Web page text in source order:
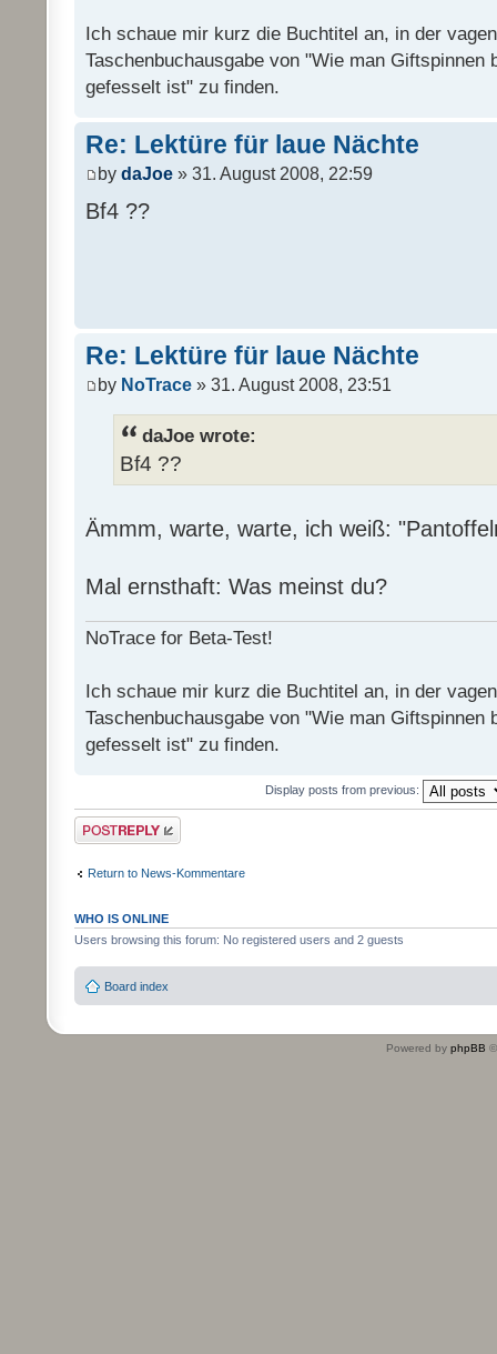
Ich schaue mir kurz die Buchtitel an, in der
Taschenbuchausgabe von "Wie man Giftspinnen
gefesselt ist" zu finden.
Re: Lektüre für laue Nächte
by daJoe » 31. August 2008, 22:59
Bf4 ??
Re: Lektüre für laue Nächte
by NoTrace » 31. August 2008, 23:51
daJoe wrote:
Bf4 ??
Ämmm, warte, warte, ich weiß:
Mal ernsthaft: Was meinst du?
NoTrace for Beta-Test!
Ich schaue mir kurz die Buchtitel an, in der
Taschenbuchausgabe von "Wie man Giftspinnen
gefesselt ist" zu finden.
Display posts from previous:
Post a reply
Return to News-Kommentare
WHO IS ONLINE
Users browsing this forum: No registered users and 2 guests
Board index
Powered by phpBB